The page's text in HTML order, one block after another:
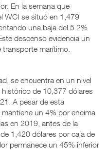
En la semana que
WCI se situó en 1,479
una baja del 5.2%
descenso evidencia un
marítimo.
se encuentra en un nivel
de 10,377 dólares
A pesar de esta
un 4% por encima
en 2019, antes de la
1,420 dólares por caja de
permanece un 45% inferior